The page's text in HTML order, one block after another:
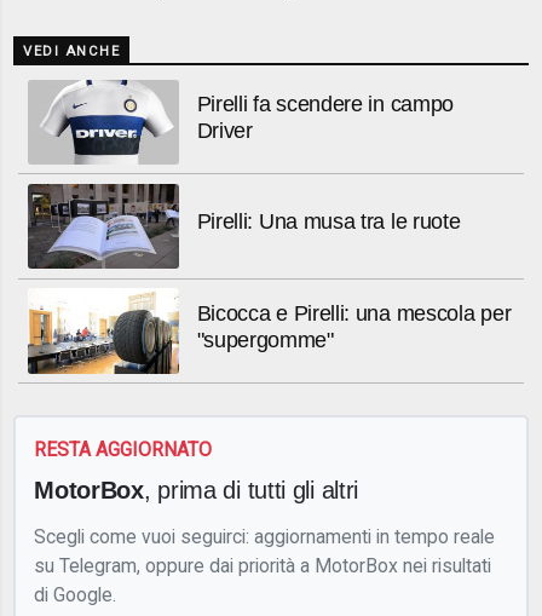
VEDI ANCHE
Pirelli fa scendere in campo
Driver
Pirelli: Una musa tra le ruote
Bicocca e Pirelli: una mescola per
"supergomme"
RESTA AGGIORNATO
MotorBox, prima di tutti gli altri
Scegli come vuoi seguirci: aggiornamenti in tempo reale
su Telegram, oppure dai priorità a MotorBox nei risultati
di Google.